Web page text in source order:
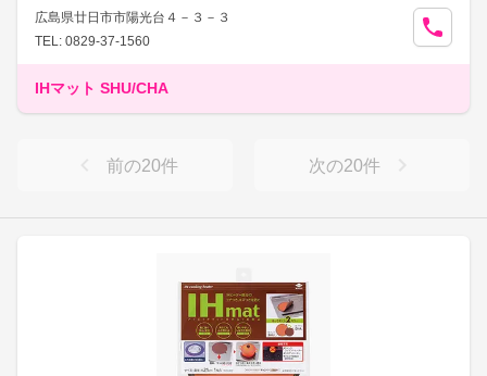
広島県廿日市市陽光台４－３－３
TEL: 0829-37-1560
IHマット SHU/CHA
前の20件 次の20件